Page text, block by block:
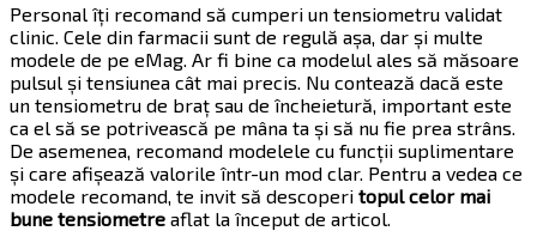
Personal îți recomand să cumperi un tensiometru validat
clinic. Cele din farmacii sunt de regulă așa, dar și multe
modele de pe eMag. Ar fi bine ca modelul ales să măsoare
pulsul și tensiunea cât mai precis. Nu contează dacă este
un tensiometru de braț sau de încheietură, important este
ca el să se potrivească pe mâna ta și să nu fie prea strâns.
De asemenea, recomand modelele cu funcții suplimentare
și care afișează valorile într-un mod clar. Pentru a vedea ce
modele recomand, te invit să descoperi topul celor mai
bune tensiometre aflat la început de articol.